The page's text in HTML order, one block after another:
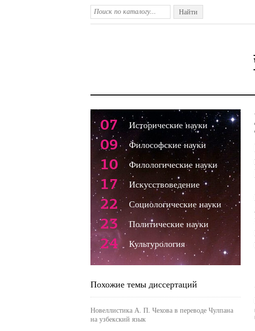
Найти
07 Исторические науки
09 Философские науки
10 Филологические науки
17 Искусствоведение
22 Социологические науки
23 Политические науки
24 Культурология
Похожие темы диссертаций
Новеллистика А. П. Чехова в переводе Чулпана
на узбекский язык